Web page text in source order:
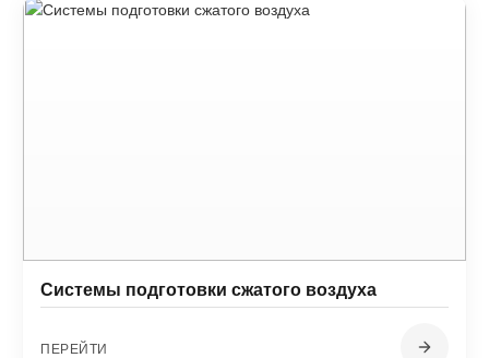
Системы подготовки сжатого воздуха
ПЕРЕЙТИ